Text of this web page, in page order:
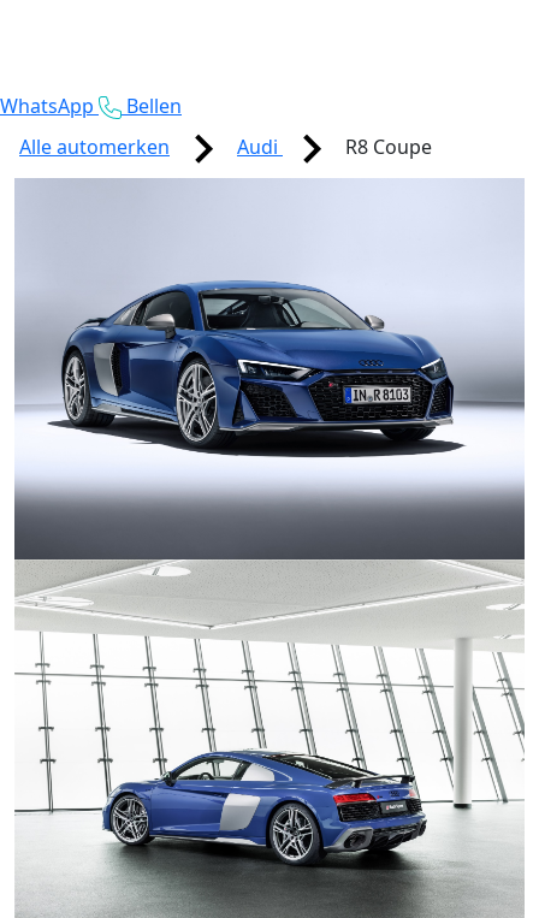
WhatsApp
Bellen
Alle automerken
Audi R8 Coupe